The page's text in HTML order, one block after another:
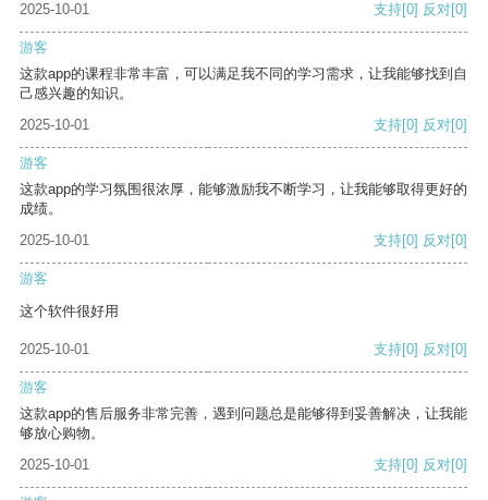
2025-10-01 支持[0] 反对[0]
游客
这款app的课程非常丰富，可以满足我不同的学习需求，让我能够找到自
己感兴趣的知识。
2025-10-01
支持[0] 反对[0]
游客
这款app的学习氛围很浓厚，能够激励我不断学习，让我能够取得更好的
成绩。
2025-10-01
支持[0] 反对[0]
游客
这个软件很好用
2025-10-01 支持[0] 反对[0]
游客
这款app的售后服务非常完善，遇到问题总是能够得到妥善解决，让我能
够放心购物。
2025-10-01
支持[0] 反对[0]